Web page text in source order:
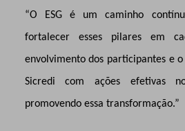
“O ESG é um caminho
fortalecer esses pilares em
envolvimento dos participantes e
Sicredi com ações efetivas
promovendo essa transformação.”